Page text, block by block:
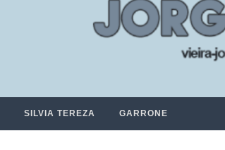
SILVIA TEREZA GARRONE